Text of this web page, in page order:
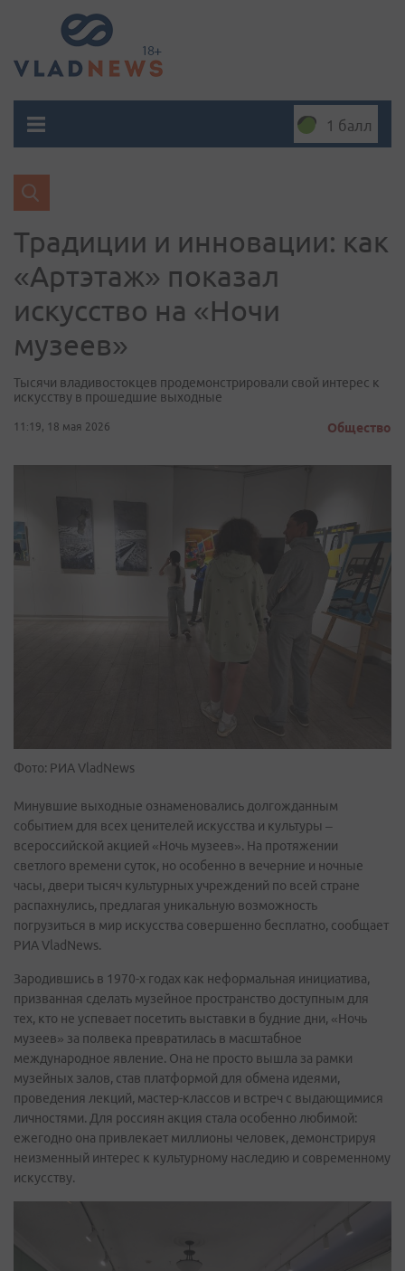
1 балл
Традиции и инновации: как
«Артэтаж» показал
искусство на «Ночи
музеев»
Тысячи владивостокцев продемонстрировали свой интерес к
искусству в прошедшие выходные
11:19, 18 мая 2026 Общество
Фото: РИА VladNews
Минувшие выходные ознаменовались долгожданным
событием для всех ценителей искусства и культуры –
всероссийской акцией «Ночь музеев». На протяжении
светлого времени суток, но особенно в вечерние и ночные
часы, двери тысяч культурных учреждений по всей стране
распахнулись, предлагая уникальную возможность
погрузиться в мир искусства совершенно бесплатно, сообщает
РИА VladNews.
Зародившись в 1970-х годах как неформальная инициатива,
призванная сделать музейное пространство доступным для
тех, кто не успевает посетить выставки в будние дни, «Ночь
музеев» за полвека превратилась в масштабное
международное явление. Она не просто вышла за рамки
музейных залов, став платформой для обмена идеями,
проведения лекций, мастер-классов и встреч с выдающимися
личностями. Для россиян акция стала особенно любимой:
ежегодно она привлекает миллионы человек, демонстрируя
неизменный интерес к культурному наследию и современному
искусству.